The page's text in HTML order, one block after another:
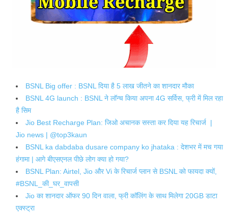
BSNL Big offer : BSNL दिया है 5 लाख जीतने का शानदार मौका
BSNL 4G launch : BSNL ने लॉन्च किया अपना 4G सर्विस, फ्री में मिल रहा
है सिम
Jio Best Recharge Plan: जिओ अचानक सस्ता कर दिया यह रिचार्ज |
Jio news | @top3kaun
BSNL ka dabdaba dusare company ko jhataka : देशभर में मच गया
हंगामा | आगे बीएसएनल पीछे लोग क्या हो गया?
BSNL Plan: Airtel, Jio और Vi के रिचार्ज प्लान से BSNL को फायदा क्यों,
#BSNL_की_घर_वापसी
Jio का शानदार ऑफर 90 दिन वाला, फ्री कॉलिंग के साथ मिलेगा 20GB डाटा
एक्स्ट्रा